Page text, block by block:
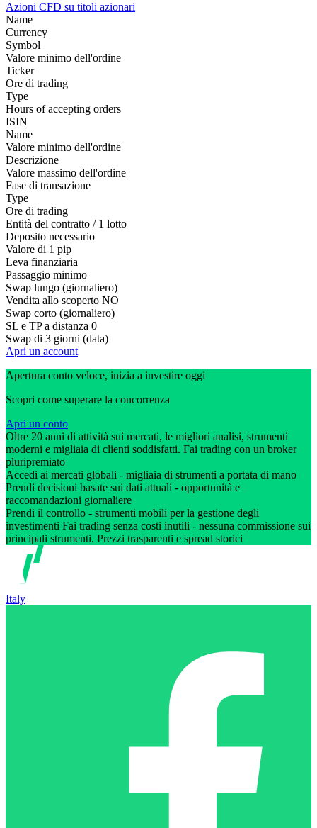
Azioni CFD su titoli azionari
Name
Currency
Symbol
Valore minimo dell'ordine
Ticker
Ore di trading
Type
Hours of accepting orders
ISIN
Name
Valore minimo dell'ordine
Descrizione
Valore massimo dell'ordine
Fase di transazione
Type
Ore di trading
Entità del contratto / 1 lotto
Deposito necessario
Valore di 1 pip
Leva finanziaria
Passaggio minimo
Swap lungo (giornaliero)
Vendita allo scoperto NO
Swap corto (giornaliero)
SL e TP a distanza 0
Swap di 3 giorni (data)
Apri un account
Apertura conto veloce, inizia a investire oggi
Scopri come superare la concorrenza
Apri un conto
Oltre 20 anni di attività sui mercati, le migliori analisi, strumenti
moderni e migliaia di clienti soddisfatti. Fai trading con un broker
pluripremiato
Accedi ai mercati globali - migliaia di strumenti a portata di mano
Prendi decisioni basate sui dati attuali - opportunità e
raccomandazioni giornaliere
Prendi il controllo - strumenti mobili per la gestione degli
investimenti Fai trading senza costi inutili - nessuna commissione sui
principali strumenti. Prezzi trasparenti e spread storici
Italy